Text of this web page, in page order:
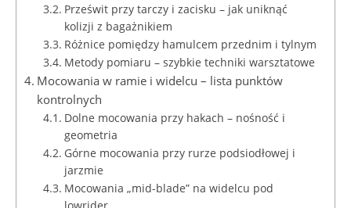
Prześwit przy tarczy i zacisku – jak uniknąć
kolizji z bagażnikiem
Różnice pomiędzy hamulcem przednim i tylnym
Metody pomiaru – szybkie techniki warsztatowe
Mocowania w ramie i widelcu – lista punktów
kontrolnych
Dolne mocowania przy hakach – nośność i
geometria
Górne mocowania przy rurze podsiodłowej i
jarzmie
Mocowania „mid-blade” na widelcu pod